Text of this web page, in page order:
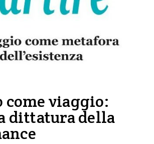
come viaggio:
dittatura della